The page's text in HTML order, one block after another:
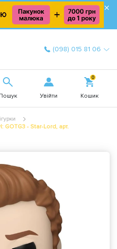
×
(098) 015 81 06
Увійти
0
Кошик
GOTG3 - Star-Lord, арт.